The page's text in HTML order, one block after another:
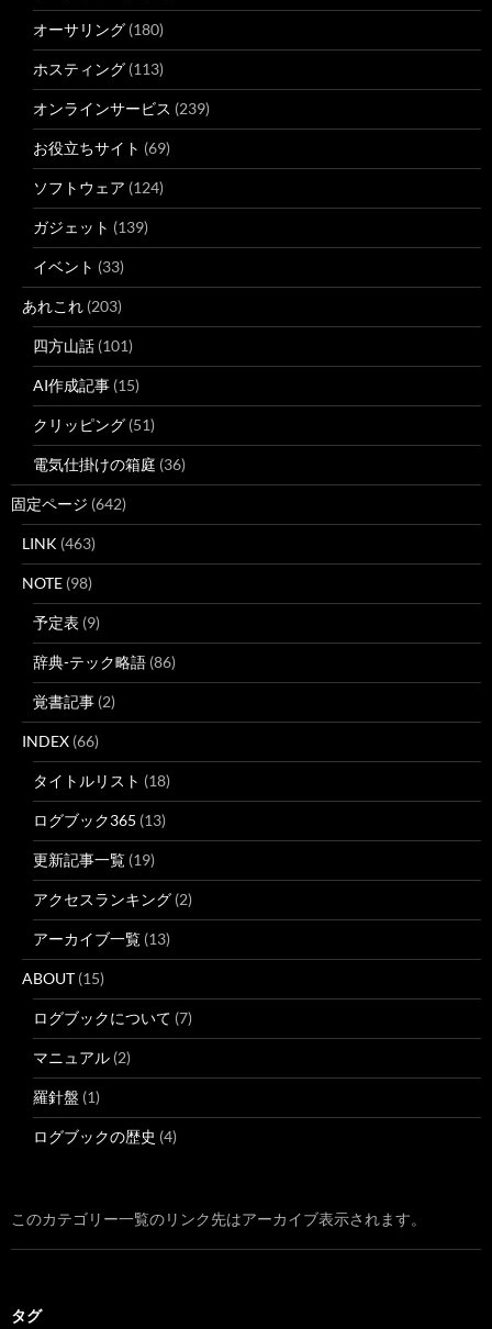
オーサリング (180)
ホスティング (113)
オンラインサービス (239)
お役立ちサイト (69)
ソフトウェア (124)
ガジェット (139)
イベント (33)
あれこれ (203)
四方山話 (101)
AI作成記事 (15)
クリッピング (51)
電気仕掛けの箱庭 (36)
固定ページ (642)
LINK (463)
NOTE (98)
予定表 (9)
辞典-テック略語 (86)
覚書記事 (2)
INDEX (66)
タイトルリスト (18)
ログブック365 (13)
更新記事一覧 (19)
アクセスランキング (2)
アーカイブ一覧 (13)
ABOUT (15)
ログブックについて (7)
マニュアル (2)
羅針盤 (1)
ログブックの歴史 (4)
このカテゴリー一覧のリンク先はアーカイブ表示されます。
タグ